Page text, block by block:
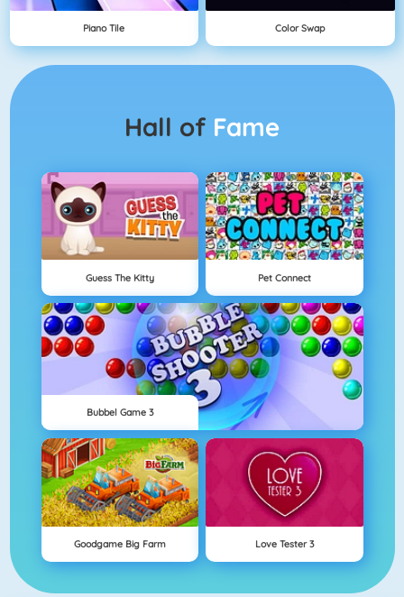
Piano Tile Color Swap
Hall of Fame
Guess The Kitty Pet Connect
Bubbel Game 3
Goodgame Big Farm Love Tester 3